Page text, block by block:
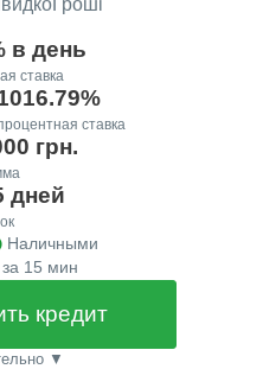
в день
ставка
ставка
грн.
дней
Наличными
15 мин
кредит
▼